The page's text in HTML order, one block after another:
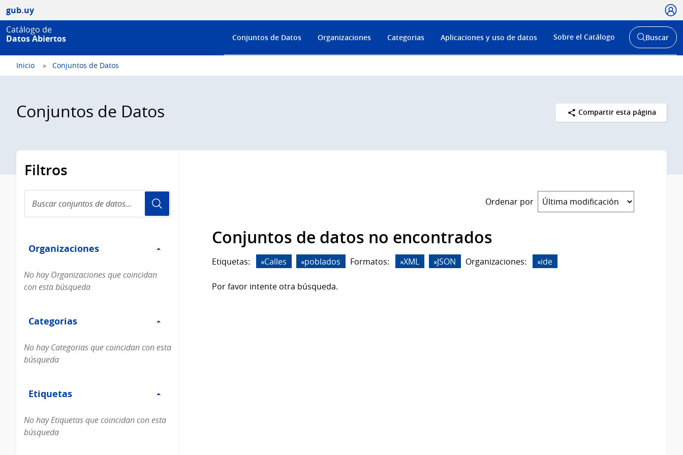
gub.uy
Catálogo de
Datos Abiertos
Menú
de
Conjuntos de Datos Organizaciones Categorias Aplicaciones y uso de datos Sobre el Catálogo
Abrir
buscador
Buscar
Inicio Conjuntos de Datos
Conjuntos de Datos Compartir esta página
Filtros
conjuntos
de
Organizaciones
Organizaciones
No hay Organizaciones que coincidan
con esta búsqueda
Categorias
Categorias
No hay Categorias que coincidan con esta
búsqueda
Etiquetas
Etiquetas
No hay Etiquetas que coincidan con esta
búsqueda
Ordenar por
Conjuntos de datos no encontrados
Etiquetas: Calles poblados Formatos: XML JSON Organizaciones: ide
Por favor intente otra búsqueda.